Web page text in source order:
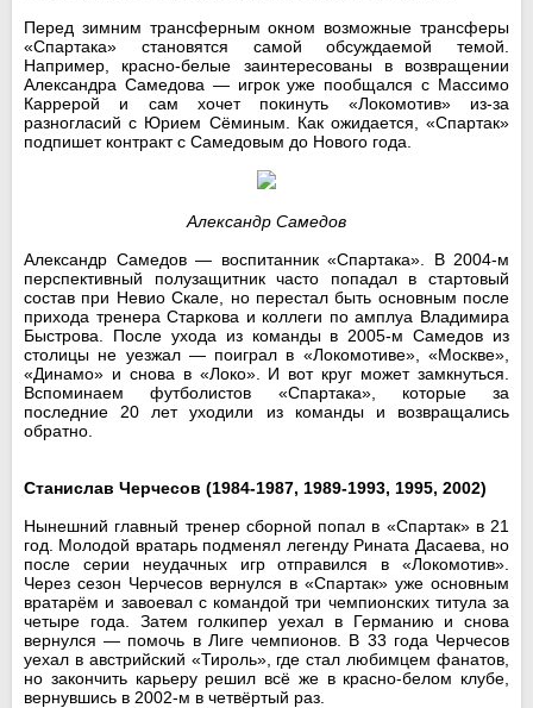
Перед зимним трансферным окном возможные трансферы
«Спартака» становятся самой обсуждаемой темой.
Например, красно-белые заинтересованы в возвращении
Александра Самедова — игрок уже пообщался с Массимо
Каррерой и сам хочет покинуть «Локомотив» из-за
разногласий с Юрием Сёминым. Как ожидается, «Спартак»
подпишет контракт с Самедовым до Нового года.
Александр Самедов
Александр Самедов — воспитанник «Спартака». В 2004-м
перспективный полузащитник часто попадал в стартовый
состав при Невио Скале, но перестал быть основным после
прихода тренера Старкова и коллеги по амплуа Владимира
Быстрова. После ухода из команды в 2005-м Самедов из
столицы не уезжал — поиграл в «Локомотиве», «Москве»,
«Динамо» и снова в «Локо». И вот круг может замкнуться.
Вспоминаем футболистов «Спартака», которые за
последние 20 лет уходили из команды и возвращались
обратно.
Станислав Черчесов (1984-1987, 1989-1993, 1995, 2002)
Нынешний главный тренер сборной попал в «Спартак» в 21
год. Молодой вратарь подменял легенду Рината Дасаева, но
после серии неудачных игр отправился в «Локомотив».
Через сезон Черчесов вернулся в «Спартак» уже основным
вратарём и завоевал с командой три чемпионских титула за
четыре года. Затем голкипер уехал в Германию и снова
вернулся — помочь в Лиге чемпионов. В 33 года Черчесов
уехал в австрийский «Тироль», где стал любимцем фанатов,
но закончить карьеру решил всё же в красно-белом клубе,
вернувшись в 2002-м в четвёртый раз.